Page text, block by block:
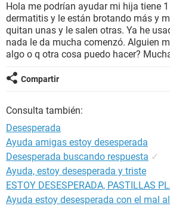
BIENESTAR
SEXUALIDAD
GLOSARIO
Hola me podrían ayudar mi hija tiene
dermatitis y le están brotando más y
quitan unas y le salen otras. Ya he
nada le da mucha comenzó. Alguien
algo o q otra cosa puedo hacer?
Compartir
Consulta también:
Desesperada
Ayuda amigas estoy desesperada
Desesperada buscando respuesta ✓
Ayuda, estoy desesperada y triste
ESTOY DESESPERADA, PASTILLAS
Ayuda estoy desesperada con el mal